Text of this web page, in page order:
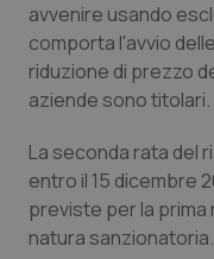
Marche
Molise
Piemonte
Provincia
Donna & Salute
Epatiti
HIV
Infezioni &
avvenire usando
comporta l'avvio
riduzione di prezzo
aziende sono titolari.
La seconda rata del
entro il 15 dicembre
previste per la
natura sanzionatoria.